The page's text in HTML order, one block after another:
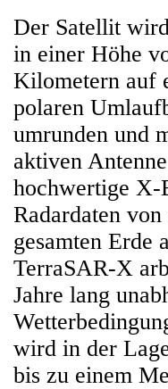
Der Satellit
in einer Höhe
Kilometern auf
polaren
umrunden und
aktiven
hochwertige X-
Radardaten von
gesamten Erde
TerraSAR-X
Jahre lang
wird in der
bis zu einem